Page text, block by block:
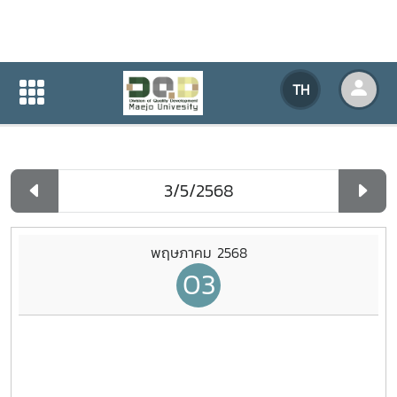
TH
ปฏิทินกิจกรรมของหน่วยงาน
ปฏิทินกิจกรรมของหน่วยงาน
พฤษภาคม 2568
03